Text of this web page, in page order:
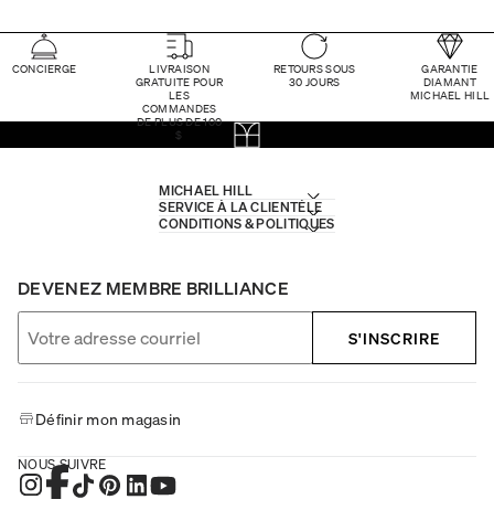
CONCIERGE
LIVRAISON
GRATUITE POUR
LES
COMMANDES
DE PLUS DE 100
$
RETOURS SOUS
30 JOURS
GARANTIE
DIAMANT
MICHAEL HILL
MICHAEL HILL
SERVICE À LA CLIENTÈLE
CONDITIONS & POLITIQUES
DEVENEZ MEMBRE BRILLIANCE
S'INSCRIRE
Définir mon magasin
NOUS SUIVRE